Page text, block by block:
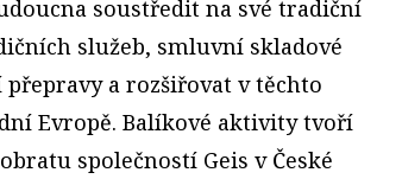
soustředit na své tradiční
služeb, smluvní skladové
a rozšiřovat v těchto
Evropě. Balíkové aktivity tvoří
společností Geis v České